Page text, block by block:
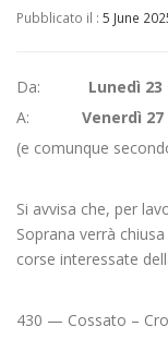
Pubblicato il : 5 June
Da: Lunedì
A: Venerdì
(e comunque
Si avvisa che, per
Soprana verrà
corse interessate
430 — Cossato –